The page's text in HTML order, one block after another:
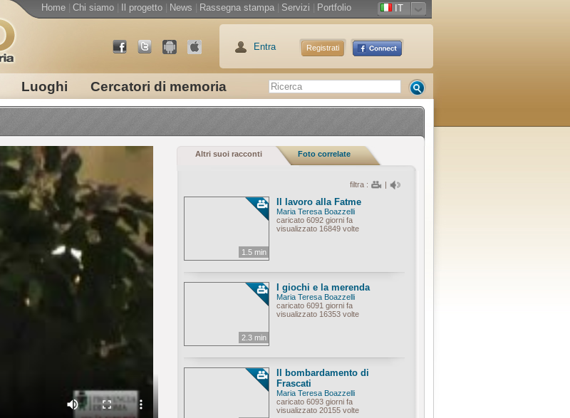
Luoghi Cercatori di memoria
Home Chi siamo Il progetto News Rassegna stampa Servizi Portfolio IT
Entra Registrati
Altri suoi racconti Foto correlate
filtra : |
1.5 min
Il lavoro alla Fatme
Maria Teresa Boazzelli
caricato 6092 giorni fa
visualizzato 16849 volte
2.3 min
I giochi e la merenda
Maria Teresa Boazzelli
caricato 6091 giorni fa
visualizzato 16353 volte
Il bombardamento di
Frascati
Maria Teresa Boazzelli
caricato 6093 giorni fa
visualizzato 20155 volte